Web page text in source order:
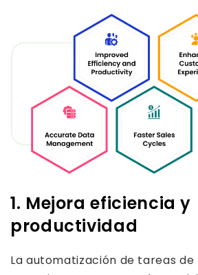
1. Mejora eficiencia y
productividad
La automatización de tareas